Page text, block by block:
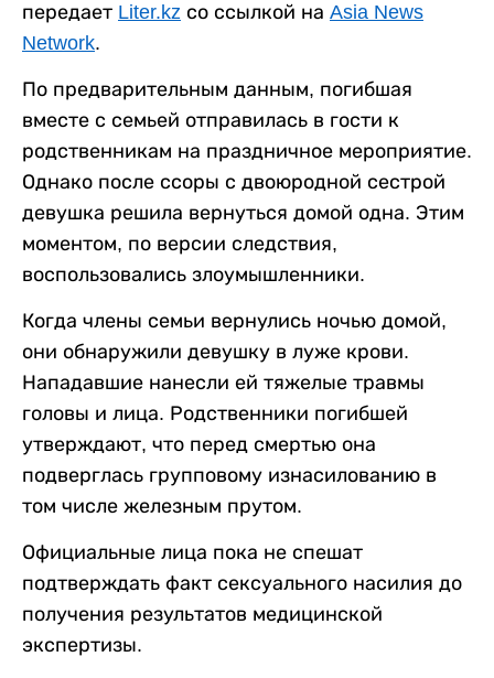
передает Liter.kz со ссылкой на Asia News
Network.
По предварительным данным, погибшая
вместе с семьей отправилась в гости к
родственникам на праздничное мероприятие.
Однако после ссоры с двоюродной сестрой
девушка решила вернуться домой одна. Этим
моментом, по версии следствия,
воспользовались злоумышленники.
Когда члены семьи вернулись ночью домой,
они обнаружили девушку в луже крови.
Нападавшие нанесли ей тяжелые травмы
головы и лица. Родственники погибшей
утверждают, что перед смертью она
подверглась групповому изнасилованию в
том числе железным прутом.
Официальные лица пока не спешат
подтверждать факт сексуального насилия до
получения результатов медицинской
экспертизы.